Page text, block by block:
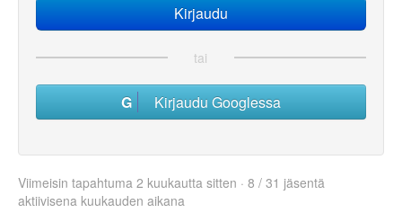
tai
Kirjaudu Googlessa
Viimeisin tapahtuma 2 kuukautta sitten · 8 / 31 jäsentä
aktiivisena kuukauden aikana